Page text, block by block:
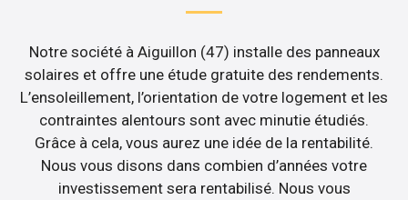
Notre société à Aiguillon (47) installe des panneaux
solaires et offre une étude gratuite des rendements.
L’ensoleillement, l’orientation de votre logement et les
contraintes alentours sont avec minutie étudiés.
Grâce à cela, vous aurez une idée de la rentabilité.
Nous vous disons dans combien d’années votre
investissement sera rentabilisé. Nous vous